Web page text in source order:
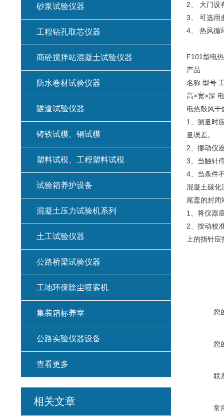
2、 大门设
3、 可选用
4、 热风循
F101型电
产品
名称 型号
高×宽×深
电热鼓风
1、测量时
量误差。
2、挪动仪
3、当触针
4、当条件
混凝土碳化
尾盖的封闭
1、将仪器
2、按动校
上的指针
您
您
联
常
砂浆试验仪器
工程钻孔取芯仪器
商砼搅拌站混凝土试验仪器
防水卷材试验仪器
隧道试验仪器
铸铁试模、钢试模
塑料试模、工程塑料试模
试验箱养护设备
混凝土压力试验机系列
土工试验仪器
公路桥梁试验仪器
工地环保除尘喷雾机
集装箱标养室
公路实验仪器设备
查看更多
相关文章